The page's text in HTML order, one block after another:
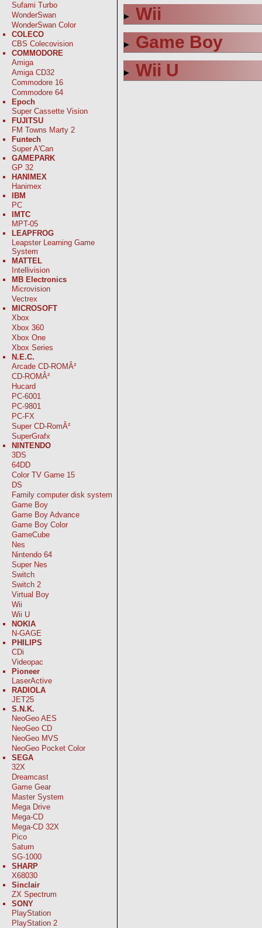
Sufami Turbo
WonderSwan
WonderSwan Color
COLECO
CBS Colecovision
COMMODORE
Amiga
Amiga CD32
Commodore 16
Commodore 64
Epoch
Super Cassette Vision
FUJITSU
FM Towns Marty 2
Funtech
Super A'Can
GAMEPARK
GP 32
HANIMEX
Hanimex
IBM
PC
IMTC
MPT-05
LEAPFROG
Leapster Learning Game
System
MATTEL
Intellivision
MB Electronics
Microvision
Vectrex
MICROSOFT
Xbox
Xbox 360
Xbox One
Xbox Series
N.E.C.
Arcade CD-ROMÂ²
CD-ROMÂ²
Hucard
PC-6001
PC-9801
PC-FX
Super CD-RomÂ²
SuperGrafx
NINTENDO
3DS
64DD
Color TV Game 15
DS
Family computer disk system
Game Boy
Game Boy Advance
Game Boy Color
GameCube
Nes
Nintendo 64
Super Nes
Switch
Switch 2
Virtual Boy
Wii
Wii U
NOKIA
N-GAGE
PHILIPS
CDi
Videopac
Pioneer
LaserActive
RADIOLA
JET25
S.N.K.
NeoGeo AES
NeoGeo CD
NeoGeo MVS
NeoGeo Pocket Color
SEGA
32X
Dreamcast
Game Gear
Master System
Mega Drive
Mega-CD
Mega-CD 32X
Pico
Saturn
SG-1000
SHARP
X68030
Sinclair
ZX Spectrum
SONY
PlayStation
PlayStation 2
Wii
Game Boy
Wii U